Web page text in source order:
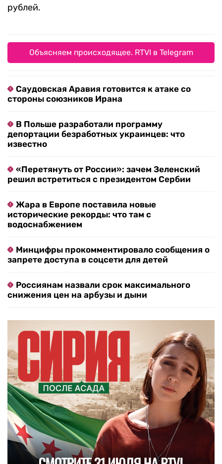
рублей.
Объясняем происходящее. RTVI в Telegram
Саудовская Аравия готовится к атаке со
стороны союзников Ирана
В Польше разработали программу
депортации безработных украинцев: что
известно
«Перетянуть от России»: зачем Зеленский
решил встретиться с президентом Сербии
Жара в Европе поставила новые
исторические рекорды: что там с
водоснабжением
Минцифры прокомментировало сообщения о
запрете доступа в соцсети для детей
Россиянам назвали срок максимального
снижения цен на арбузы и дыни